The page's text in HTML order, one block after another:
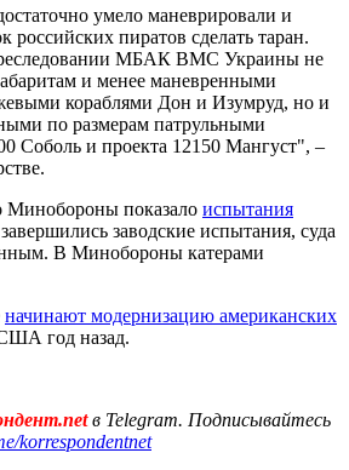
умело маневрировали и
российских пиратов сделать таран.
МБАК ВМС Украины не
и менее маневренными
кораблями Дон и Изумруд, но и
по размерам патрульными
Соболь и проекта 12150 Мангуст", –
Минобороны показало испытания
заводские испытания, суда
В Минобороны катерами
начинают модернизацию американских
год назад.
в Telegram. Подписывайтесь
korrespondentnet